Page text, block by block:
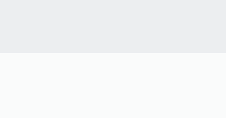
partie centrale de l'usine a